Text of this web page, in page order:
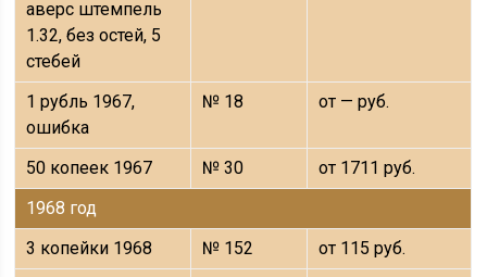
аверс штемпель
1.32, без остей, 5
стебей
1 рубль 1967,
ошибка
№ 18 от — руб.
50 копеек 1967 № 30
от 1711 руб.
1968 год
3 копейки 1968
№ 152
от 115 руб.